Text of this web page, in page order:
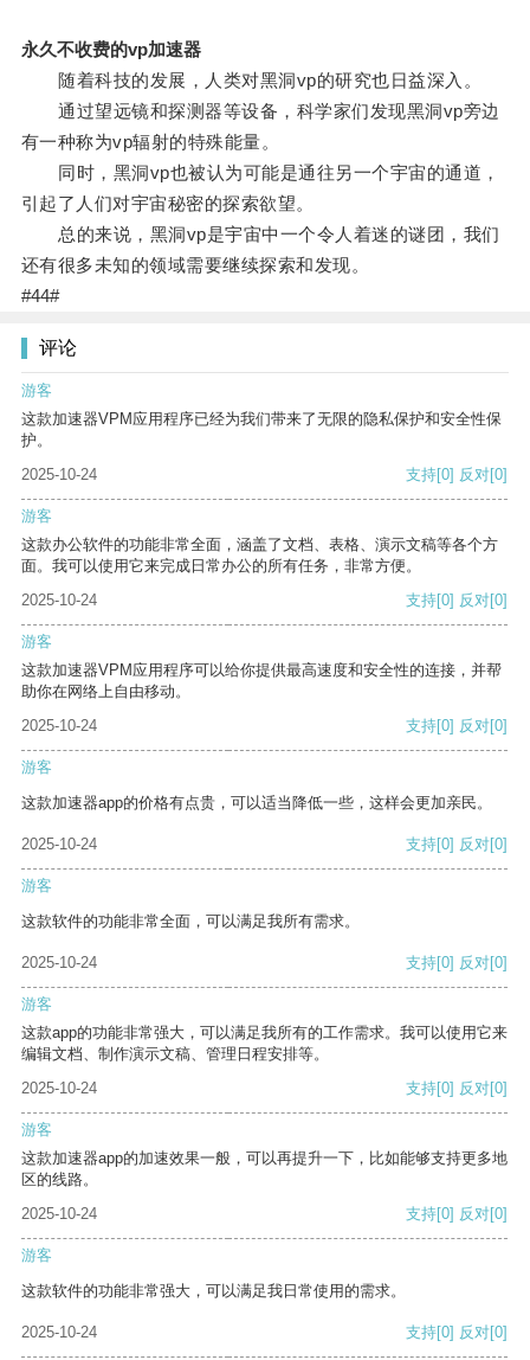
永久不收费的vp加速器
随着科技的发展，人类对黑洞vp的研究也日益深入。
通过望远镜和探测器等设备，科学家们发现黑洞vp旁边
有一种称为vp辐射的特殊能量。
同时，黑洞vp也被认为可能是通往另一个宇宙的通道，
引起了人们对宇宙秘密的探索欲望。
总的来说，黑洞vp是宇宙中一个令人着迷的谜团，我们
还有很多未知的领域需要继续探索和发现。
#44#
评论
游客
这款加速器VPM应用程序已经为我们带来了无限的隐私保护和安全性保
护。
2025-10-24
支持[0] 反对[0]
游客
这款办公软件的功能非常全面，涵盖了文档、表格、演示文稿等各个方
面。我可以使用它来完成日常办公的所有任务，非常方便。
2025-10-24
支持[0] 反对[0]
游客
这款加速器VPM应用程序可以给你提供最高速度和安全性的连接，并帮
助你在网络上自由移动。
2025-10-24
支持[0] 反对[0]
游客
这款加速器app的价格有点贵，可以适当降低一些，这样会更加亲民。
2025-10-24 支持[0] 反对[0]
游客
这款软件的功能非常全面，可以满足我所有需求。
2025-10-24 支持[0] 反对[0]
游客
这款app的功能非常强大，可以满足我所有的工作需求。我可以使用它来
编辑文档、制作演示文稿、管理日程安排等。
2025-10-24
支持[0] 反对[0]
游客
这款加速器app的加速效果一般，可以再提升一下，比如能够支持更多地
区的线路。
2025-10-24
支持[0] 反对[0]
游客
这款软件的功能非常强大，可以满足我日常使用的需求。
2025-10-24 支持[0] 反对[0]